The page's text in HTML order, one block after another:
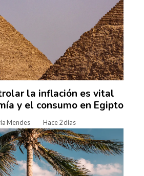
la inflación es vital
y el consumo en Egipto
Mendes Hace 2 días